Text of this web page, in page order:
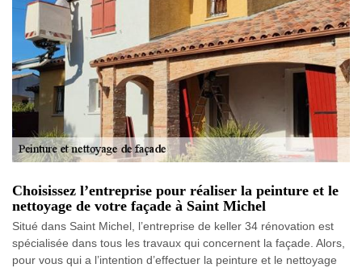
Choisissez l’entreprise pour réaliser la peinture et le
nettoyage de votre façade à Saint Michel
Situé dans Saint Michel, l’entreprise de keller 34 rénovation est
spécialisée dans tous les travaux qui concernent la façade. Alors,
pour vous qui a l’intention d’effectuer la peinture et le nettoyage